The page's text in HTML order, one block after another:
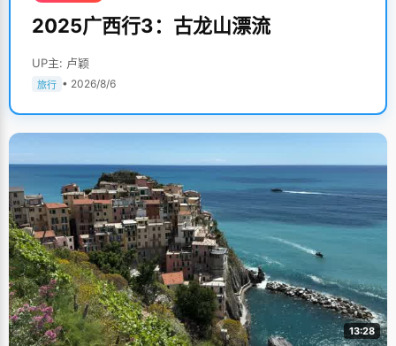
2025广西行3：古龙山漂流
UP主: 卢颖
旅行 • 2026/8/6
13:28